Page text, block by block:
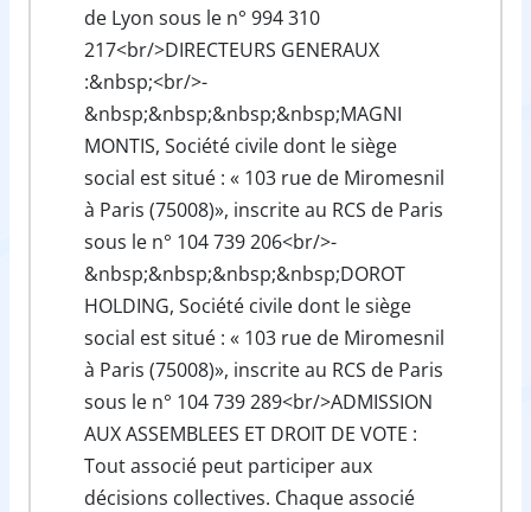
de Lyon sous le n° 994 310
217<br/>DIRECTEURS GENERAUX
:&nbsp;<br/>-
&nbsp;&nbsp;&nbsp;&nbsp;MAGNI
MONTIS, Société civile dont le siège
social est situé : « 103 rue de Miromesnil
à Paris (75008)», inscrite au RCS de Paris
sous le n° 104 739 206<br/>-
&nbsp;&nbsp;&nbsp;&nbsp;DOROT
HOLDING, Société civile dont le siège
social est situé : « 103 rue de Miromesnil
à Paris (75008)», inscrite au RCS de Paris
sous le n° 104 739 289<br/>ADMISSION
AUX ASSEMBLEES ET DROIT DE VOTE :
Tout associé peut participer aux
décisions collectives. Chaque associé